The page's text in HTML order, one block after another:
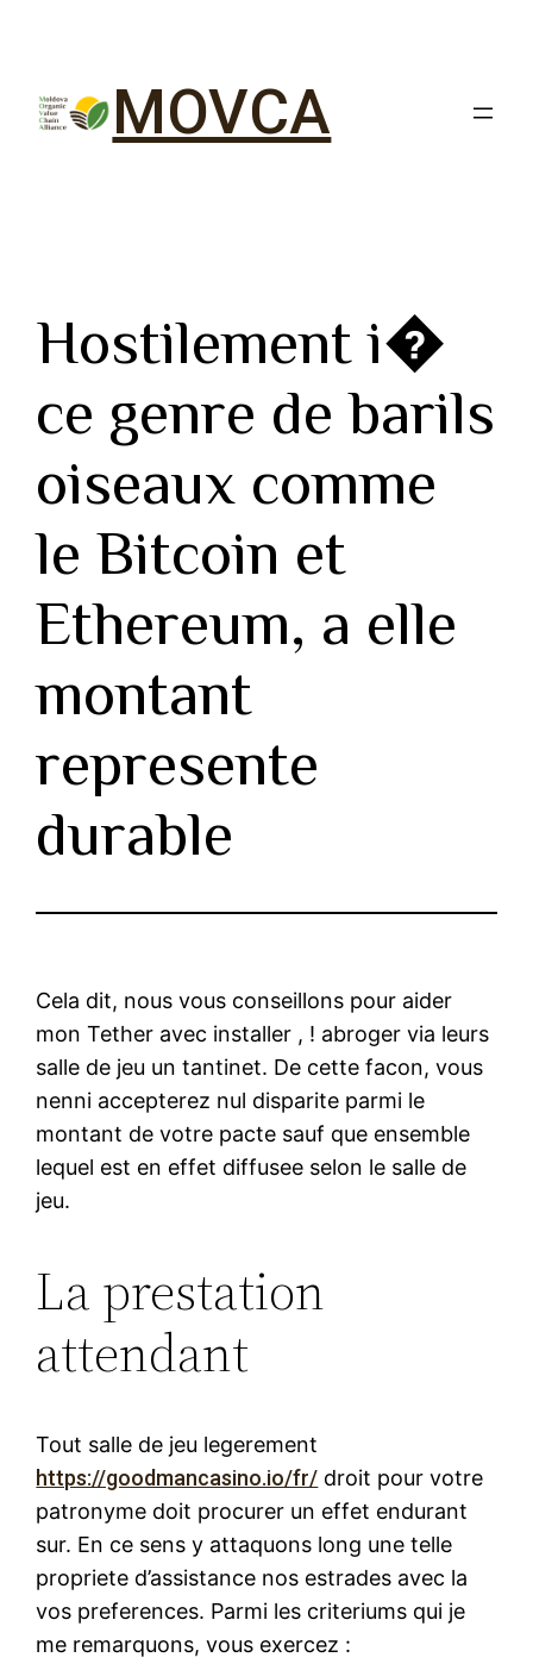
MOVCA
Hostilement i�
ce genre de barils
oiseaux comme
le Bitcoin et
Ethereum, a elle
montant
represente
durable
Cela dit, nous vous conseillons pour aider
mon Tether avec installer , ! abroger via leurs
salle de jeu un tantinet. De cette facon, vous
nenni accepterez nul disparite parmi le
montant de votre pacte sauf que ensemble
lequel est en effet diffusee selon le salle de
jeu.
La prestation
attendant
Tout salle de jeu legerement
https://goodmancasino.io/fr/ droit pour votre
patronyme doit procurer un effet endurant
sur. En ce sens y attaquons long une telle
propriete d’assistance nos estrades avec la
vos preferences. Parmi les criteriums qui je
me remarquons, vous exercez :